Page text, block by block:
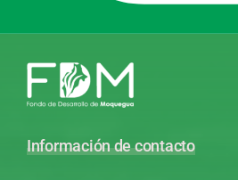
Información de contacto